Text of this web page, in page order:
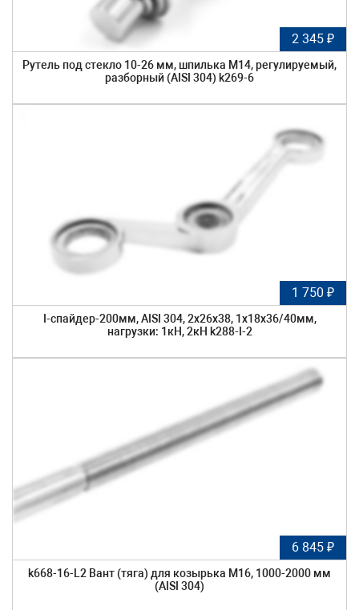
2 345 ₽
Рутель под стекло 10-26 мм, шпилька М14, регулируемый,
разборный (AISI 304) k269-6
1 750 ₽
I-спайдер-200мм, AISI 304, 2х26х38, 1х18х36/40мм,
нагрузки: 1кН, 2кН k288-I-2
6 845 ₽
k668-16-L2 Вант (тяга) для козырька М16, 1000-2000 мм
(AISI 304)